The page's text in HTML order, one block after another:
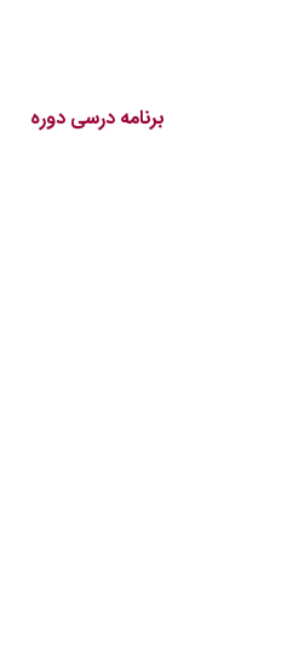
برنامه درسی دوره